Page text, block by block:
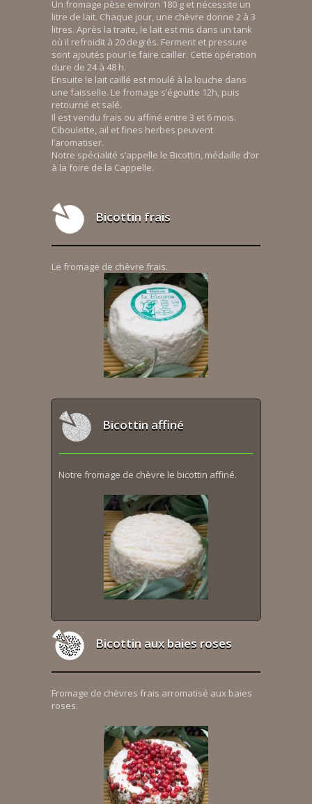
Un fromage pèse environ 180 g et nécessite un
litre de lait. Chaque jour, une chèvre donne 2 à 3
litres. Après la traite, le lait est mis dans un tank
où il refroidit à 20 degrés. Ferment et pressure
sont ajoutés pour le faire cailler. Cette opération
dure de 24 à 48 h.
Ensuite le lait caillé est moulé à la louche dans
une faisselle. Le fromage s’égoutte 12h, puis
retourné et salé.
Il est vendu frais ou affiné entre 3 et 6 mois.
Ciboulette, ail et fines herbes peuvent
l’aromatiser.
Notre spécialité s’appelle le Bicottin, médaille d’or
à la foire de la Cappelle.
Bicottin frais
Le fromage de chèvre frais.
Bicottin affiné
Notre fromage de chèvre le bicottin affiné.
Bicottin aux baies roses
Fromage de chèvres frais arromatisé aux baies
roses.